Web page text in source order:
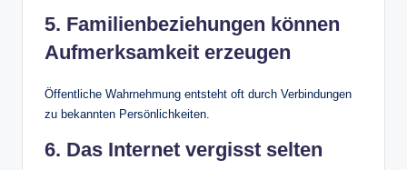
5. Familienbeziehungen können
Aufmerksamkeit erzeugen
Öffentliche Wahrnehmung entsteht oft durch Verbindungen
zu bekannten Persönlichkeiten.
6. Das Internet vergisst selten